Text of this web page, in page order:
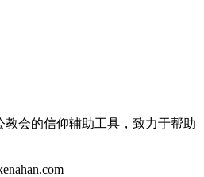
教会的信仰辅助工具，致力于帮助